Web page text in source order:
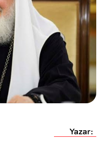
Yazar: